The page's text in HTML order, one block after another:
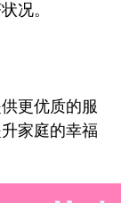
况。
更优质的服
家庭的幸福